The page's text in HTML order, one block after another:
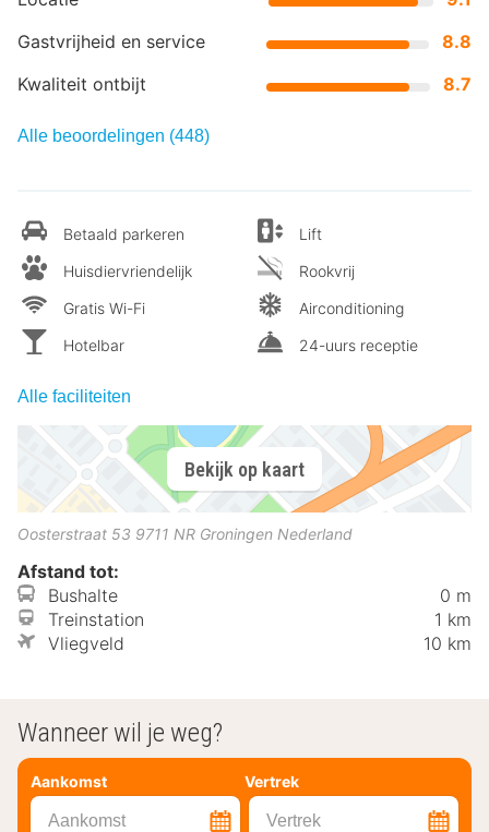
Gastvrijheid en service
8.8
Kwaliteit ontbijt
8.7
Alle beoordelingen (448)
Betaald parkeren
Huisdiervriendelijk
Gratis Wi-Fi
Hotelbar
Lift
Rookvrij
Airconditioning
24-uurs receptie
Alle faciliteiten
Bekijk op kaart
Oosterstraat 53 9711 NR Groningen Nederland
Afstand tot:
Bushalte
0 m
Treinstation
1 km
Vliegveld
10 km
Wanneer wil je weg?
Aankomst Vertrek
Aankomst Vertrek